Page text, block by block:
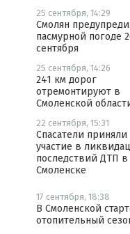
25 сентября, 14:29
Смолян
пасмурной погоде
сентября
25 сентября, 14:26
241 км дорог
отремонтируют в
Смоленской
22 сентября, 15:31
Спасатели приняли
участие в
последствий ДТП в
Смоленске
17 сентября, 18:38
В Смоленской
отопительный